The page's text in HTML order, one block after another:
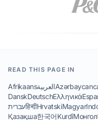
READ THIS PAGE IN
Afrikaansالعربية
DanskDeutschΕλληνικά
עבריתहिन्दीHrvatskiMagyar
Қазақша한국어KurdîМонгол